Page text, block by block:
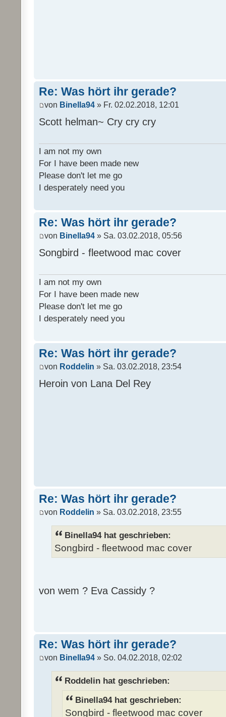
Re: Was hört ihr gerade?
von Binella94 » Fr. 02.02.2018, 12:01
Scott helman~ Cry cry cry
I am not my own
For I have been made new
Please don't let me go
I desperately need you
Re: Was hört ihr gerade?
von Binella94 » Sa. 03.02.2018, 05:56
Songbird - fleetwood mac cover
I am not my own
For I have been made new
Please don't let me go
I desperately need you
Re: Was hört ihr gerade?
von Roddelin » Sa. 03.02.2018, 23:54
Heroin von Lana Del Rey
Re: Was hört ihr gerade?
von Roddelin » Sa. 03.02.2018, 23:55
Binella94 hat geschrieben:
Songbird - fleetwood mac cover
von wem ? Eva Cassidy ?
Re: Was hört ihr gerade?
von Binella94 » So. 04.02.2018, 02:02
Roddelin hat geschrieben:
Binella94 hat geschrieben:
Songbird - fleetwood mac cover